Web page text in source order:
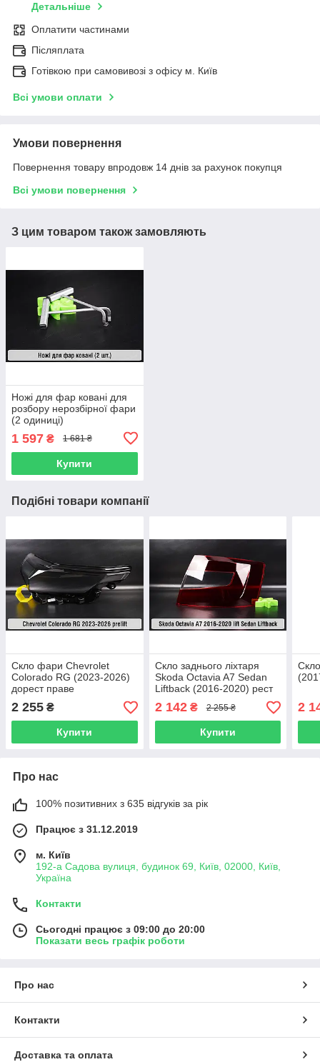
Детальніше
Оплатити частинами
Післяплата
Готівкою при самовивозі з офісу м. Київ
Всі умови оплати
Умови повернення
Повернення товару впродовж 14 днів за рахунок покупця
Всі умови повернення
З цим товаром також замовляють
Ножі для фар ковані для
розбору нерозбірної фари
(2 одиниці)
1 597 ₴ 1 681 ₴
Купити
Подібні товари компанії
Скло фари Chevrolet
Colorado RG (2023-2026)
дорест праве
2 255 ₴
Купити
Скло заднього ліхтаря
Skoda Octavia A7 Sedan
Liftback (2016-2020) рест
праве
2 142₴ 2 255 ₴
Купити
2
Про нас
100% позитивних з 635 відгуків за рік
Працює з 31.12.2019
м. Київ
192-а Садова вулиця, будинок 69, Київ, 02000, Київ,
Україна
Контакти
Сьогодні працює з 09:00 до 20:00
Показати весь графік роботи
Про нас
Контакти
Доставка та оплата